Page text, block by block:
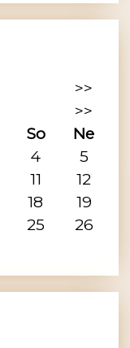
>>
>>
So
Ne
4
5
11
12
18
19
25
26